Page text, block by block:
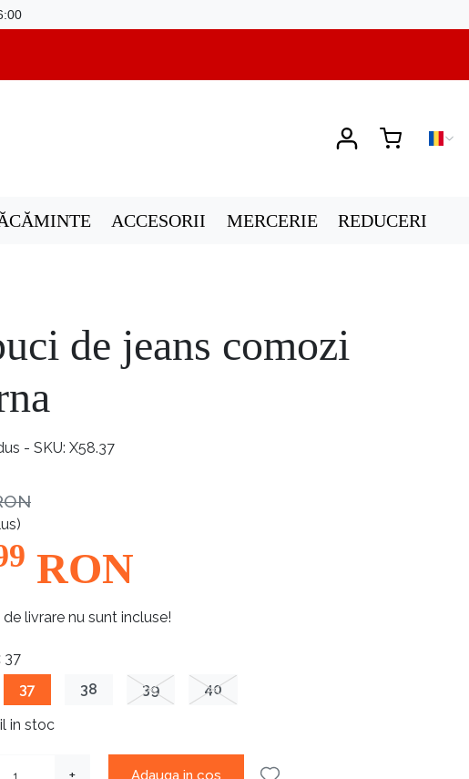
ACCESORII MERCERIE REDUCERI
de jeans comozi
- SKU X58.37
RON
livrare nu sunt incluse!
37
37 38 39 40
in stoc
+ Adauga in cos